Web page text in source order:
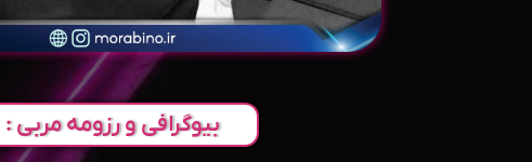
بیوگرافی و رزومه مربی :